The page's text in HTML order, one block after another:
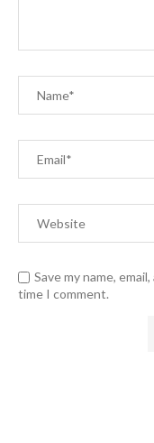
Save my name,
time I comment.